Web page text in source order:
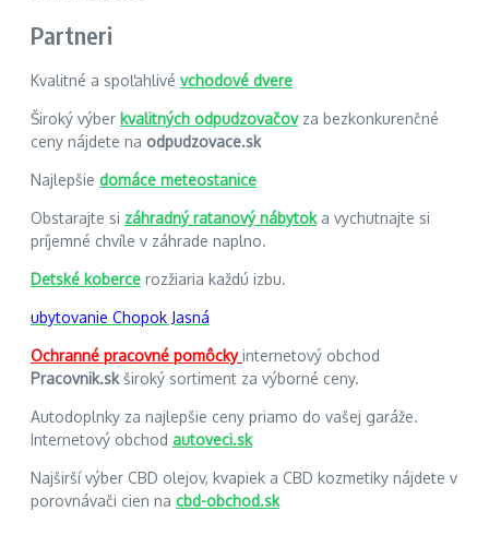
Partneri
Kvalitné a spoľahlivé vchodové dvere
Široký výber kvalitných odpudzovačovza bezkonkurenčné
ceny nájdete na odpudzovace.sk
Najlepšie domáce meteostanice
Obstarajte si záhradný ratanový nábytoka vychutnajte si
príjemné chvíle v záhrade naplno.
Detské koberce rozžiaria každú izbu.
ubytovanie Chopok Jasná
Ochranné pracovné pomôckyinternetový obchod
Pracovnik.skširoký sortiment za výborné ceny.
Autodoplnky za najlepšie ceny priamo do vašej garáže.
Internetový obchod autoveci.sk
Najširší výber CBD olejov, kvapiek a CBD kozmetiky nájdete v
porovnávači cien na cbd-obchod.sk